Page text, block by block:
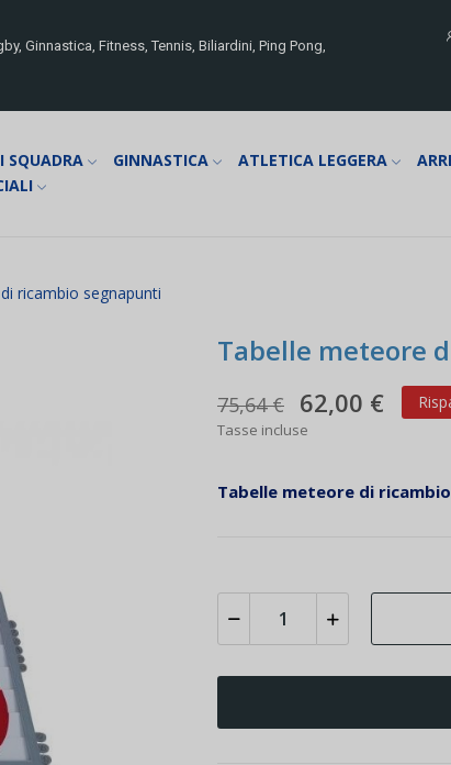
Ginnastica, Fitness, Tennis, Biliardini, Ping Pong,
SQUADRA GINNASTICA ATLETICA LEGGERA
ricambio segnapunti
Tabelle meteore
75,64 € 62,00 €
Tasse incluse
Tabelle meteore di